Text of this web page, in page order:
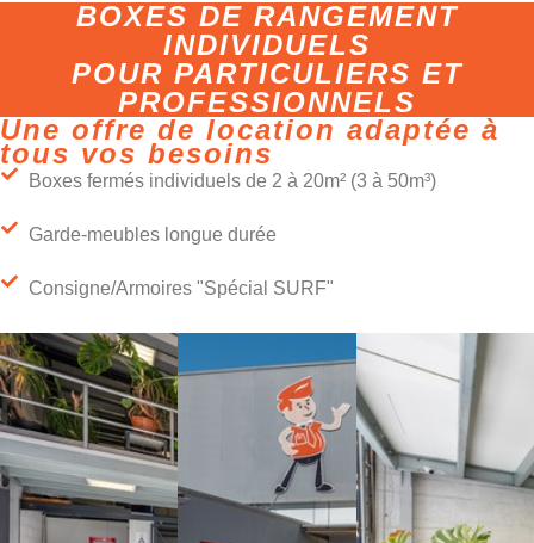
BOXES DE RANGEMENT
INDIVIDUELS
POUR PARTICULIERS ET
PROFESSIONNELS
Une offre de location adaptée à
tous vos besoins
Boxes fermés individuels de 2 à 20m² (3 à 50m³)
Garde-meubles longue durée
Consigne/Armoires "Spécial SURF"